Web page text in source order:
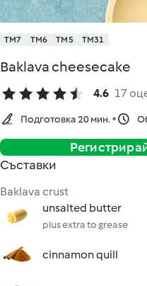
TM7 TM6 TM5 TM31
Baklava cheesecake
4.6 17
Подготовка 20 мин.
Съставки
Baklava crust
unsalted butter
plus extra to grease
cinnamon quill